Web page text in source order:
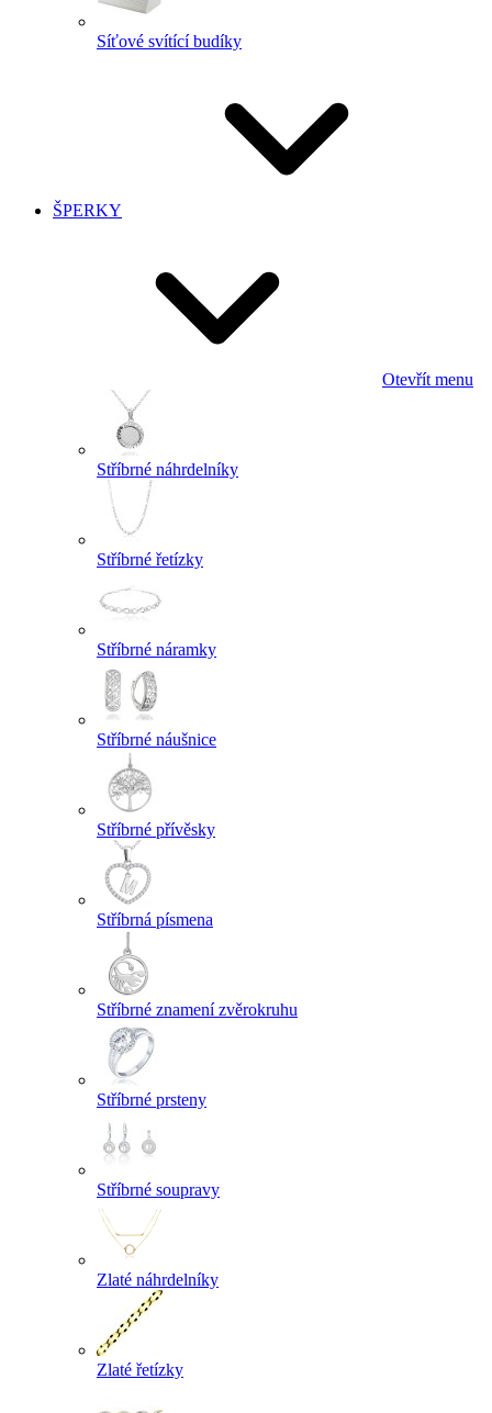
Síťové svítící budíky
ŠPERKY
Otevřít menu
Stříbrné náhrdelníky
Stříbrné řetízky
Stříbrné náramky
Stříbrné náušnice
Stříbrné přívěsky
Stříbrná písmena
Stříbrné znamení zvěrokruhu
Stříbrné prsteny
Stříbrné soupravy
Zlaté náhrdelníky
Zlaté řetízky